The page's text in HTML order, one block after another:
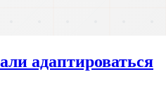
адаптироваться